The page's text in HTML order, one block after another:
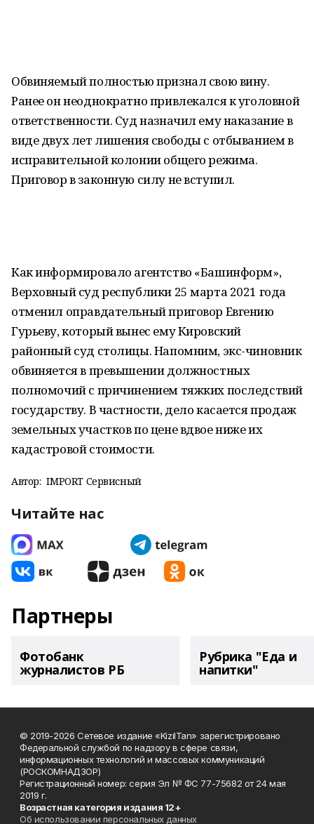
Обвиняемый полностью признал свою вину.
Ранее он неоднократно привлекался к уголовной
ответственности. Суд назначил ему наказание в
виде двух лет лишения свободы с отбыванием в
исправительной колонии общего режима.
Приговор в законную силу не вступил.
Как информировало агентство «Башинформ»,
Верховный суд республики 25 марта 2021 года
отменил оправдательный приговор Евгению
Гурьеву, который вынес ему Кировский
районный суд столицы. Напомним, экс-чиновник
обвиняется в превышении должностных
полномочий с причинением тяжких последствий
государству. В частности, дело касается продаж
земельных участков по цене вдвое ниже их
кадастровой стоимости.
Автор: IMPORT Сервисный
Читайте нас
Партнеры
Фотобанк
журналистов РБ
Рубрика "Еда и
напитки"
© 2019-2026 Сетевое издание «KizilTan» зарегистрировано
Федеральной службой по надзору в сфере связи,
информационных технологий и массовых коммуникаций
(РОСКОМНАДЗОР)
Регистрационный номер: серия Эл № ФС 77-75682 от 24 мая
2019 г.
Возрастная категория издания 12+
Об использовании персональных данных